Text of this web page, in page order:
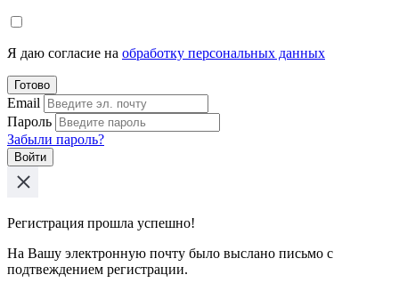
Я даю согласие на обработку персональных данных
Готово
Email
Пароль
Забыли пароль?
Войти
Регистрация прошла успешно!
На Вашу электронную почту было выслано письмо с
подтвеждением регистрации.